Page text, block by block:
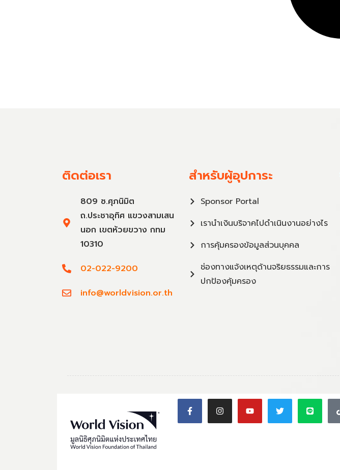
ติดต่อเรา
809 ซ.ศุภนิมิต
ถ.ประชาอุทิศ แขวงสามเสน
นอก เขตห้วยขวาง กทม
10310
02-022-9200
info@worldvision.or.th
สำหรับผู้อุปการะ
Sponsor Portal
เรานำเงินบริจาคไปดำเนินงานอย่างไร
การคุ้มครองข้อมูลส่วนบุคคล
ช่องทางแจ้งเหตุด้านจริยธรรมและการ
ปกป้องคุ้มครอง